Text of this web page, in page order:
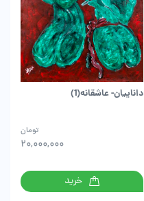
داناییان- عاشقانه(1)
20,000,000
تومان
خرید